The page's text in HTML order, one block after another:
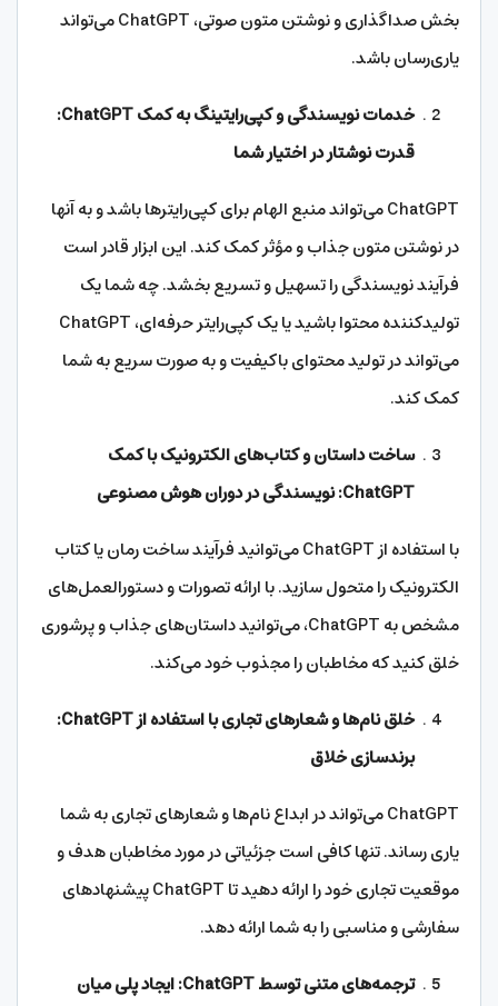
بخش صداگذاری و نوشتن متون صوتی، ChatGPT می‌تواند
یاری‌رسان باشد.
خدمات نویسندگی و کپی‌رایتینگ به کمک ChatGPT:
قدرت نوشتار در اختیار شما
ChatGPT می‌تواند منبع الهام برای کپی‌رایترها باشد و به آنها
در نوشتن متون جذاب و مؤثر کمک کند. این ابزار قادر است
فرآیند نویسندگی را تسهیل و تسریع بخشد. چه شما یک
تولیدکننده محتوا باشید یا یک کپی‌رایتر حرفه‌ای، ChatGPT
می‌تواند در تولید محتوای باکیفیت و به صورت سریع به شما
کمک کند.
ساخت داستان و کتاب‌های الکترونیک با کمک
ChatGPT: نویسندگی در دوران هوش مصنوعی
با استفاده از ChatGPT می‌توانید فرآیند ساخت رمان یا کتاب
الکترونیک را متحول سازید. با ارائه تصورات و دستورالعمل‌های
مشخص به ChatGPT، می‌توانید داستان‌های جذاب و پرشوری
خلق کنید که مخاطبان را مجذوب خود می‌کند.
خلق نام‌ها و شعارهای تجاری با استفاده از ChatGPT:
برندسازی خلاق
ChatGPT می‌تواند در ابداع نام‌ها و شعارهای تجاری به شما
یاری رساند. تنها کافی است جزئیاتی در مورد مخاطبان هدف و
موقعیت تجاری خود را ارائه دهید تا ChatGPT پیشنهادهای
سفارشی و مناسبی را به شما ارائه دهد.
ترجمه‌های متنی توسط ChatGPT: ایجاد پلی میان